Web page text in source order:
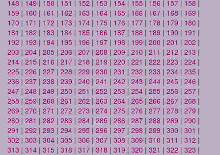
148 | 149 | 150 | 151 | 152 | 153 | 154 | 155 | 156 | 157 | 158 |
159 | 160 | 161 | 162 | 163 | 164 | 165 | 166 | 167 | 168 | 169 |
170 | 171 | 172 | 173 | 174 | 175 | 176 | 177 | 178 | 179 | 180 |
181 | 182 | 183 | 184 | 185 | 186 | 187 | 188 | 189 | 190 | 191 |
192 | 193 | 194 | 195 | 196 | 197 | 198 | 199 | 200 | 201 | 202 |
203 | 204 | 205 | 206 | 207 | 208 | 209 | 210 | 211 | 212 | 213 |
214 | 215 | 216 | 217 | 218 | 219 | 220 | 221 | 222 | 223 | 224 |
225 | 226 | 227 | 228 | 229 | 230 | 231 | 232 | 233 | 234 | 235 |
236 | 237 | 238 | 239 | 240 | 241 | 242 | 243 | 244 | 245 | 246 |
247 | 248 | 249 | 250 | 251 | 252 | 253 | 254 | 255 | 256 | 257 |
258 | 259 | 260 | 261 | 262 | 263 | 264 | 265 | 266 | 267 | 268 |
269 | 270 | 271 | 272 | 273 | 274 | 275 | 276 | 277 | 278 | 279 |
280 | 281 | 282 | 283 | 284 | 285 | 286 | 287 | 288 | 289 | 290 |
291 | 292 | 293 | 294 | 295 | 296 | 297 | 298 | 299 | 300 | 301 |
302 | 303 | 304 | 305 | 306 | 307 | 308 | 309 | 310 | 311 | 312 |
313 | 314 | 315 | 316 | 317 | 318 | 319 | 320 | 321 | 322 | 323 |